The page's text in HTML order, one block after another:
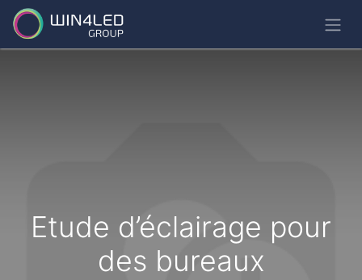
Etude d’éclairage pour
des bureaux